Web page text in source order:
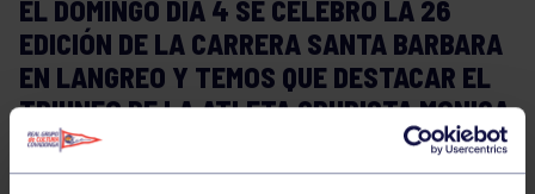
EL DOMINGO DÍA 4 SE CELEBRO LA 26
EDICIÓN DE LA CARRERA SANTA BARBARA
EN LANGREO Y TEMOS QUE DESTACAR EL
TRIUNFO DE LA ATLETA GRUPISTA MONICA
ARIAS.